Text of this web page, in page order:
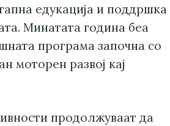
едукација и поддршка
Минатата година беа
програма започна со
моторен развој кај
продолжуваат да